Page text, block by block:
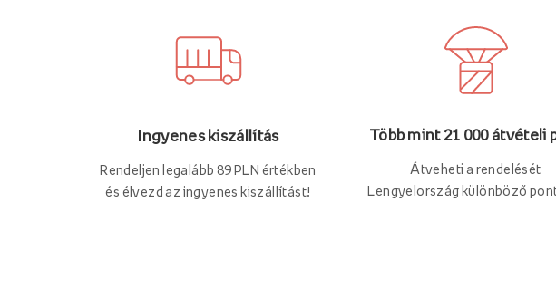
Ingyenes kiszállítás
Rendeljen legalább 89 PLN értékben
és élvezd az ingyenes kiszállítást!
Több mint 21 000 átvételi
Átveheti a rendelését
Lengyelország különböző